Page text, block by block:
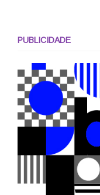
PUBLICIDADE